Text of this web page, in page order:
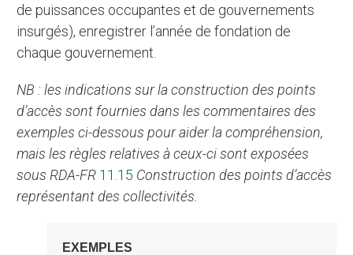
de puissances occupantes et de gouvernements
insurgés), enregistrer l’année de fondation de
chaque gouvernement.
NB : les indications sur la construction des points
d’accès sont fournies dans les commentaires des
exemples ci-dessous pour aider la compréhension,
mais les règles relatives à ceux-ci sont exposées
sous RDA-FR 11.15 Construction des points d’accès
représentant des collectivités.
EXEMPLES